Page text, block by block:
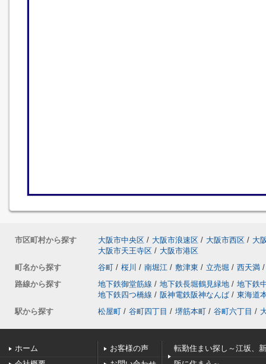
市区町村から探す 大阪市中央区 / 大阪市浪速区 / 大阪市西区 / 大
大阪市天王寺区 / 大阪市港区
町名から探す
谷町 / 桜川 / 南堀江 / 敷津東 / 立売堀 / 西天満 /
路線から探す
地下鉄御堂筋線 / 地下鉄長堀鶴見緑地 / 地下鉄
地下鉄四つ橋線 / 阪神電鉄阪神なんば / 東海道
駅から探す
松屋町 / 谷町四丁目 / 堺筋本町 / 谷町六丁目 /
ホーム
お客様の声
転勤住まい探し～江坂、